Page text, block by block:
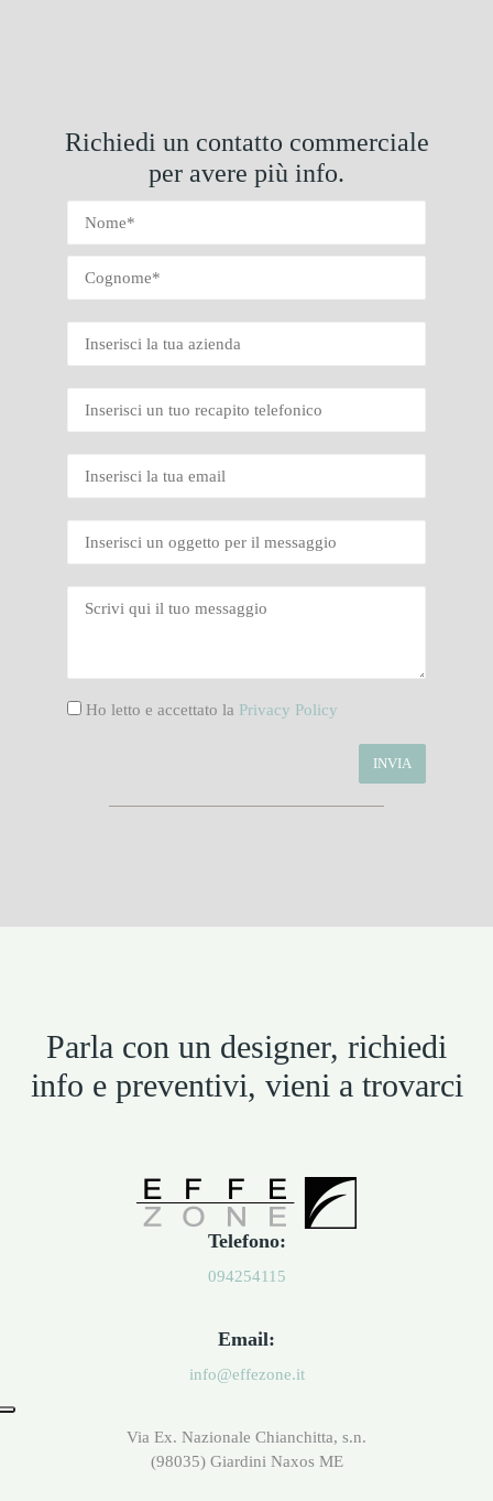
Richiedi un contatto commerciale
per avere più info.
Ho letto e accettato la Privacy Policy
Parla con un designer, richiedi
info e preventivi, vieni a trovarci
Telefono:
094254115
Email:
info@effezone.it
Via Ex. Nazionale Chianchitta, s.n.
(98035) Giardini Naxos ME